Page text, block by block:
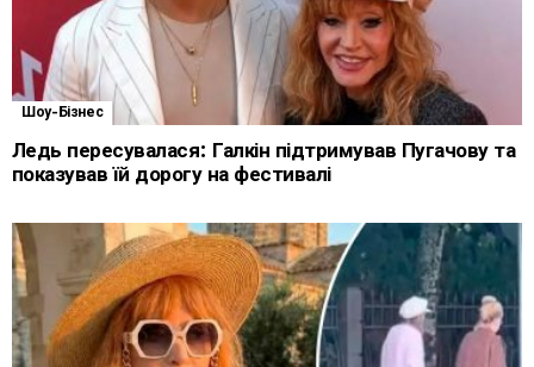
Шоу-Бізнес
Ледь пересувалася: Галкін підтримував Пугачову та
показував їй дорогу на фестивалі